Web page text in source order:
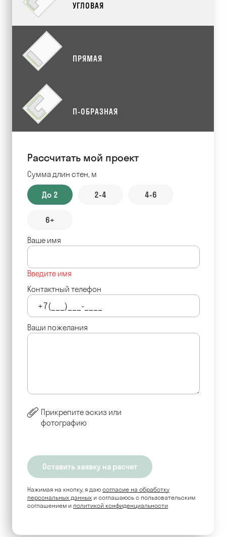
УГЛОВАЯ
ПРЯМАЯ
П-ОБРАЗНАЯ
Рассчитать мой проект
Сумма длин стен, м
До 2 2-4 4-6
6+
Ваше имя
Введите имя
Контактный телефон
Ваши пожелания
Прикрепите эскиз или
фотографию
Нажимая на кнопку, я даю согласие на обработку
персональных данных и соглашаюсь c пользовательским
соглашением и политикой конфиденциальности